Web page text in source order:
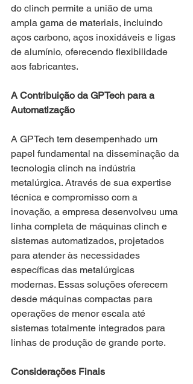
do clinch permite a união de uma
ampla gama de materiais, incluindo
aços carbono, aços inoxidáveis e ligas
de alumínio, oferecendo flexibilidade
aos fabricantes.
A Contribuição da GPTech para a
Automatização
A GPTech tem desempenhado um
papel fundamental na disseminação da
tecnologia clinch na indústria
metalúrgica. Através de sua expertise
técnica e compromisso com a
inovação, a empresa desenvolveu uma
linha completa de máquinas clinch e
sistemas automatizados, projetados
para atender às necessidades
específicas das metalúrgicas
modernas. Essas soluções oferecem
desde máquinas compactas para
operações de menor escala até
sistemas totalmente integrados para
linhas de produção de grande porte.
Considerações Finais